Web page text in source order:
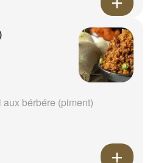
bérbére (piment)